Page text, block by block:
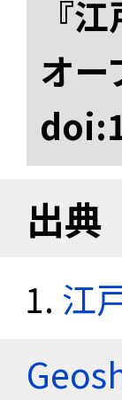
『
オー
出典
江